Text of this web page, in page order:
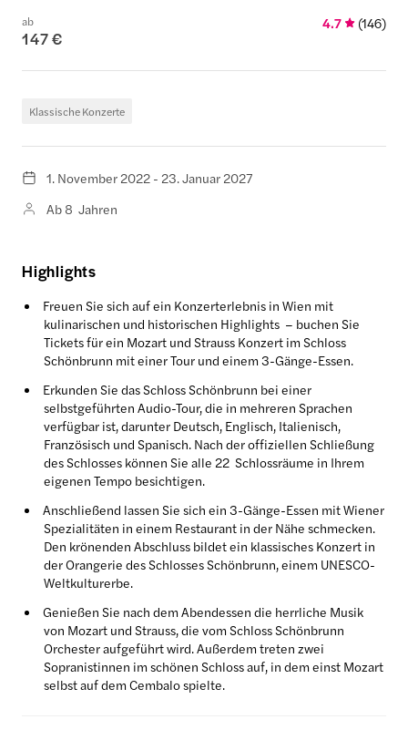
ab
147 €
4.7 (146)
Klassische Konzerte
1. November 2022 - 23. Januar 2027
Ab 8 Jahren
Highlights
Freuen Sie sich auf ein Konzerterlebnis in Wien mit
kulinarischen und historischen Highlights – buchen Sie
Tickets für ein Mozart und Strauss Konzert im Schloss
Schönbrunn mit einer Tour und einem 3-Gänge-Essen.
Erkunden Sie das Schloss Schönbrunn bei einer
selbstgeführten Audio-Tour, die in mehreren Sprachen
verfügbar ist, darunter Deutsch, Englisch, Italienisch,
Französisch und Spanisch. Nach der offiziellen Schließung
des Schlosses können Sie alle 22 Schlossräume in Ihrem
eigenen Tempo besichtigen.
Anschließend lassen Sie sich ein 3-Gänge-Essen mit Wiener
Spezialitäten in einem Restaurant in der Nähe schmecken.
Den krönenden Abschluss bildet ein klassisches Konzert in
der Orangerie des Schlosses Schönbrunn, einem UNESCO-
Weltkulturerbe.
Genießen Sie nach dem Abendessen die herrliche Musik
von Mozart und Strauss, die vom Schloss Schönbrunn
Orchester aufgeführt wird. Außerdem treten zwei
Sopranistinnen im schönen Schloss auf, in dem einst Mozart
selbst auf dem Cembalo spielte.